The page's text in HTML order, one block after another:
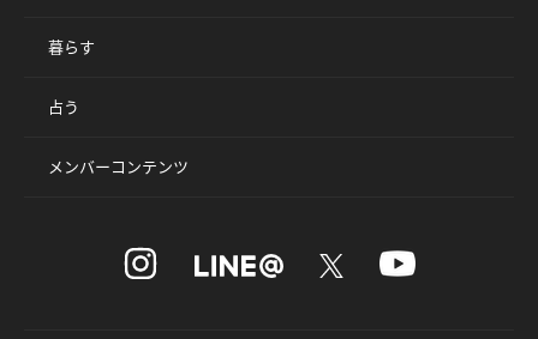
暮らす
占う
メンバーコンテンツ